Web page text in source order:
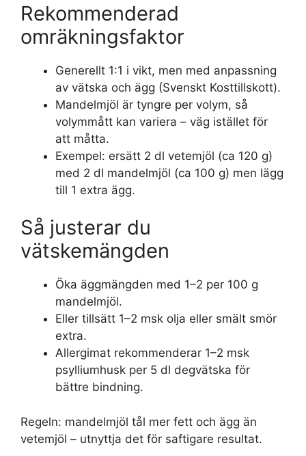
Rekommenderad
omräkningsfaktor
Generellt 1:1 i vikt, men med anpassning
av vätska och ägg (Svenskt Kosttillskott).
Mandelmjöl är tyngre per volym, så
volymmått kan variera – väg istället för
att måtta.
Exempel: ersätt 2 dl vetemjöl (ca 120 g)
med 2 dl mandelmjöl (ca 100 g) men lägg
till 1 extra ägg.
Så justerar du
vätskemängden
Öka äggmängden med 1–2 per 100 g
mandelmjöl.
Eller tillsätt 1–2 msk olja eller smält smör
extra.
Allergimat rekommenderar 1–2 msk
psylliumhusk per 5 dl degvätska för
bättre bindning.
Regeln: mandelmjöl tål mer fett och ägg än
vetemjöl – utnyttja det för saftigare resultat.